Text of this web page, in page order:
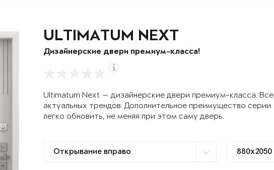
ULTIMATUM NEXT
Дизайнерские двери премиум-класса!
Ultimatum Next — дизайнерские двери премиум-класса.
актуальных трендов. Дополнительное преимущество
легко обновить, не меняя при этом саму дверь.